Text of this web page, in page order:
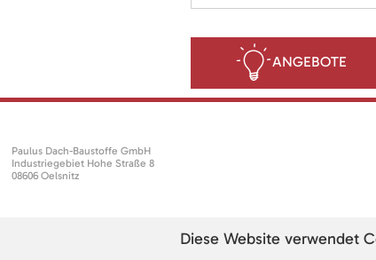
ANGEBOTE
Paulus Dach-Baustoffe GmbH
Industriegebiet Hohe Straße 8
08606 Oelsnitz
Diese Website verwendet